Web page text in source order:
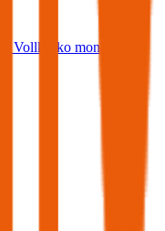
Vollkasko monatlich